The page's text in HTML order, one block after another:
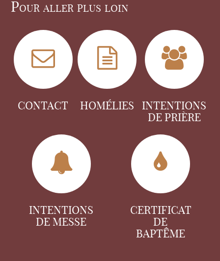
Pour aller plus loin
CONTACT HOMÉLIES
INTENTIONS
DE PRIÈRE
INTENTIONS
DE MESSE
CERTIFICAT
DE
BAPTÊME